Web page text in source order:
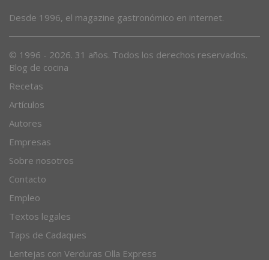
Desde 1996, el magazine gastronómico en internet.
© 1996 - 2026. 31 años. Todos los derechos reservados.
Blog de cocina
Recetas
Artículos
Autores
Empresas
Sobre nosotros
Contacto
Empleo
Textos legales
Taps de Cadaques
Lentejas con Verduras Olla Express